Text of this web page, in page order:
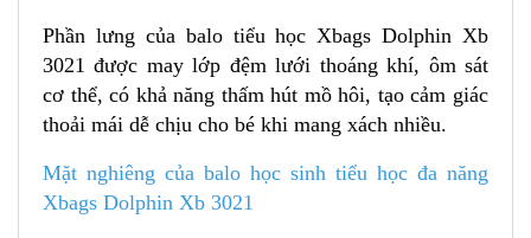
Phần lưng của balo tiểu học Xbags Dolphin Xb
3021 được may lớp đệm lưới thoáng khí, ôm sát
cơ thể, có khả năng thấm hút mồ hôi, tạo cảm giác
thoải mái dễ chịu cho bé khi mang xách nhiều.
Mặt nghiêng của balo học sinh tiểu học đa năng
Xbags Dolphin Xb 3021